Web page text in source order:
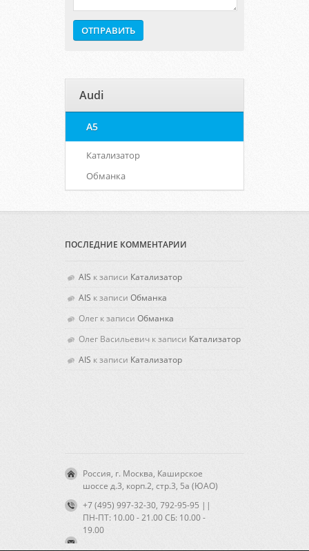
Audi
A5
Катализатор
Обманка
ПОСЛЕДНИЕ КОММЕНТАРИИ
AIS к записи Катализатор
AIS к записи Обманка
Олег к записи Обманка
Олег Васильевич к записи Катализатор
AIS к записи Катализатор
Россия, г. Москва, Каширское
шоссе д.3, корп.2, стр.3, 5а (ЮАО)
+7 (495) 997-32-30, 792-95-95 ||
ПН-ПТ: 10.00 - 21.00 CБ: 10.00 -
19.00